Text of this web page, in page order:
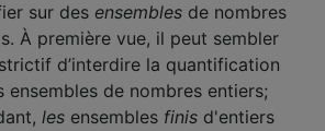
sur des ensembles de nombres
À première vue, il peut sembler
d’interdire la quantification
ensembles de nombres entiers;
les ensembles finis d'entiers